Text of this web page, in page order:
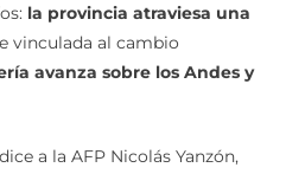
la provincia atraviesa una
vinculada al cambio
avanza sobre los Andes y
a la AFP Nicolás Yanzón,